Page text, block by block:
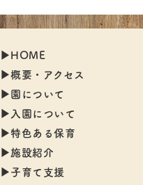
▶︎HOME
▶︎概要・アクセス
▶︎園について
▶︎入園について
▶︎特色ある保育
▶︎施設紹介
▶︎子育て支援